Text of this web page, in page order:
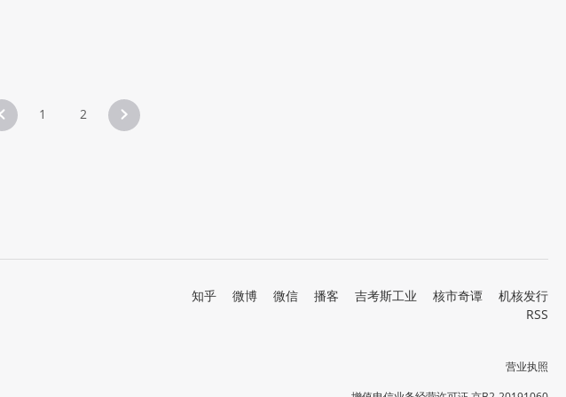
1 2
知乎 微博 微信 播客 吉考斯工业 核市奇谭
机核发行
RSS
营业执照